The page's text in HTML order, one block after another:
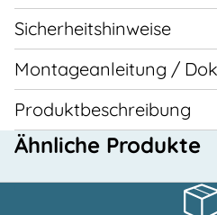
Sicherheitshinweise
Montageanleitung /
Produktbeschreibung
Ähnliche Produkte